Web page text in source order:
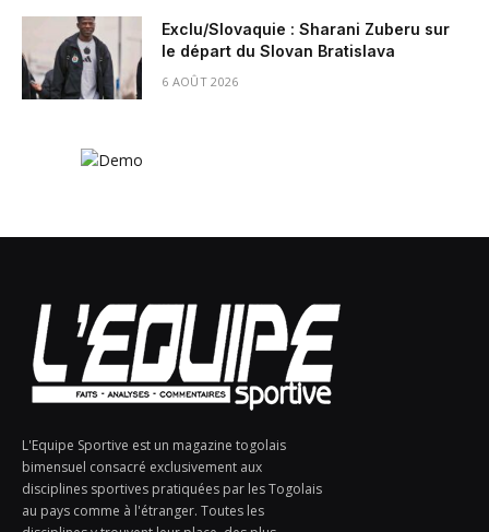
Exclu/Slovaquie : Sharani Zuberu sur
le départ du Slovan Bratislava
6 AOÛT 2026
L'Equipe Sportive est un magazine togolais
bimensuel consacré exclusivement aux
disciplines sportives pratiquées par les Togolais
au pays comme à l'étranger. Toutes les